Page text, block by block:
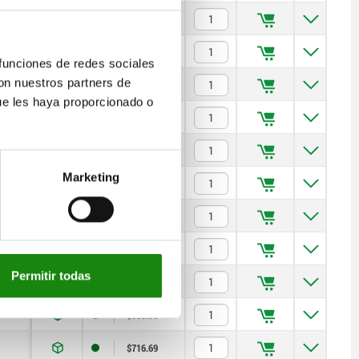
de redes sociales
nuestros partners de
les haya proporcionado o
Marketing
Permitir todas
$1,046.58
$903.31
$983.98
$716.69